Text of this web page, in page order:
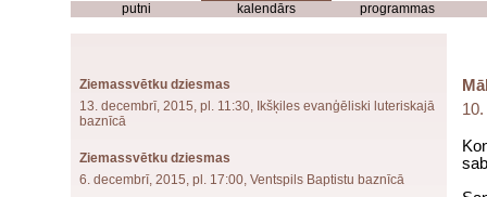
putni kalendārs programmas
Ziemassvētku dziesmas
13. decembrī, 2015, pl. 11:30, Ikšķiles evanģēliski luteriskajā
baznīcā
Ziemassvētku dziesmas
6. decembrī, 2015, pl. 17:00, Ventspils Baptistu baznīcā